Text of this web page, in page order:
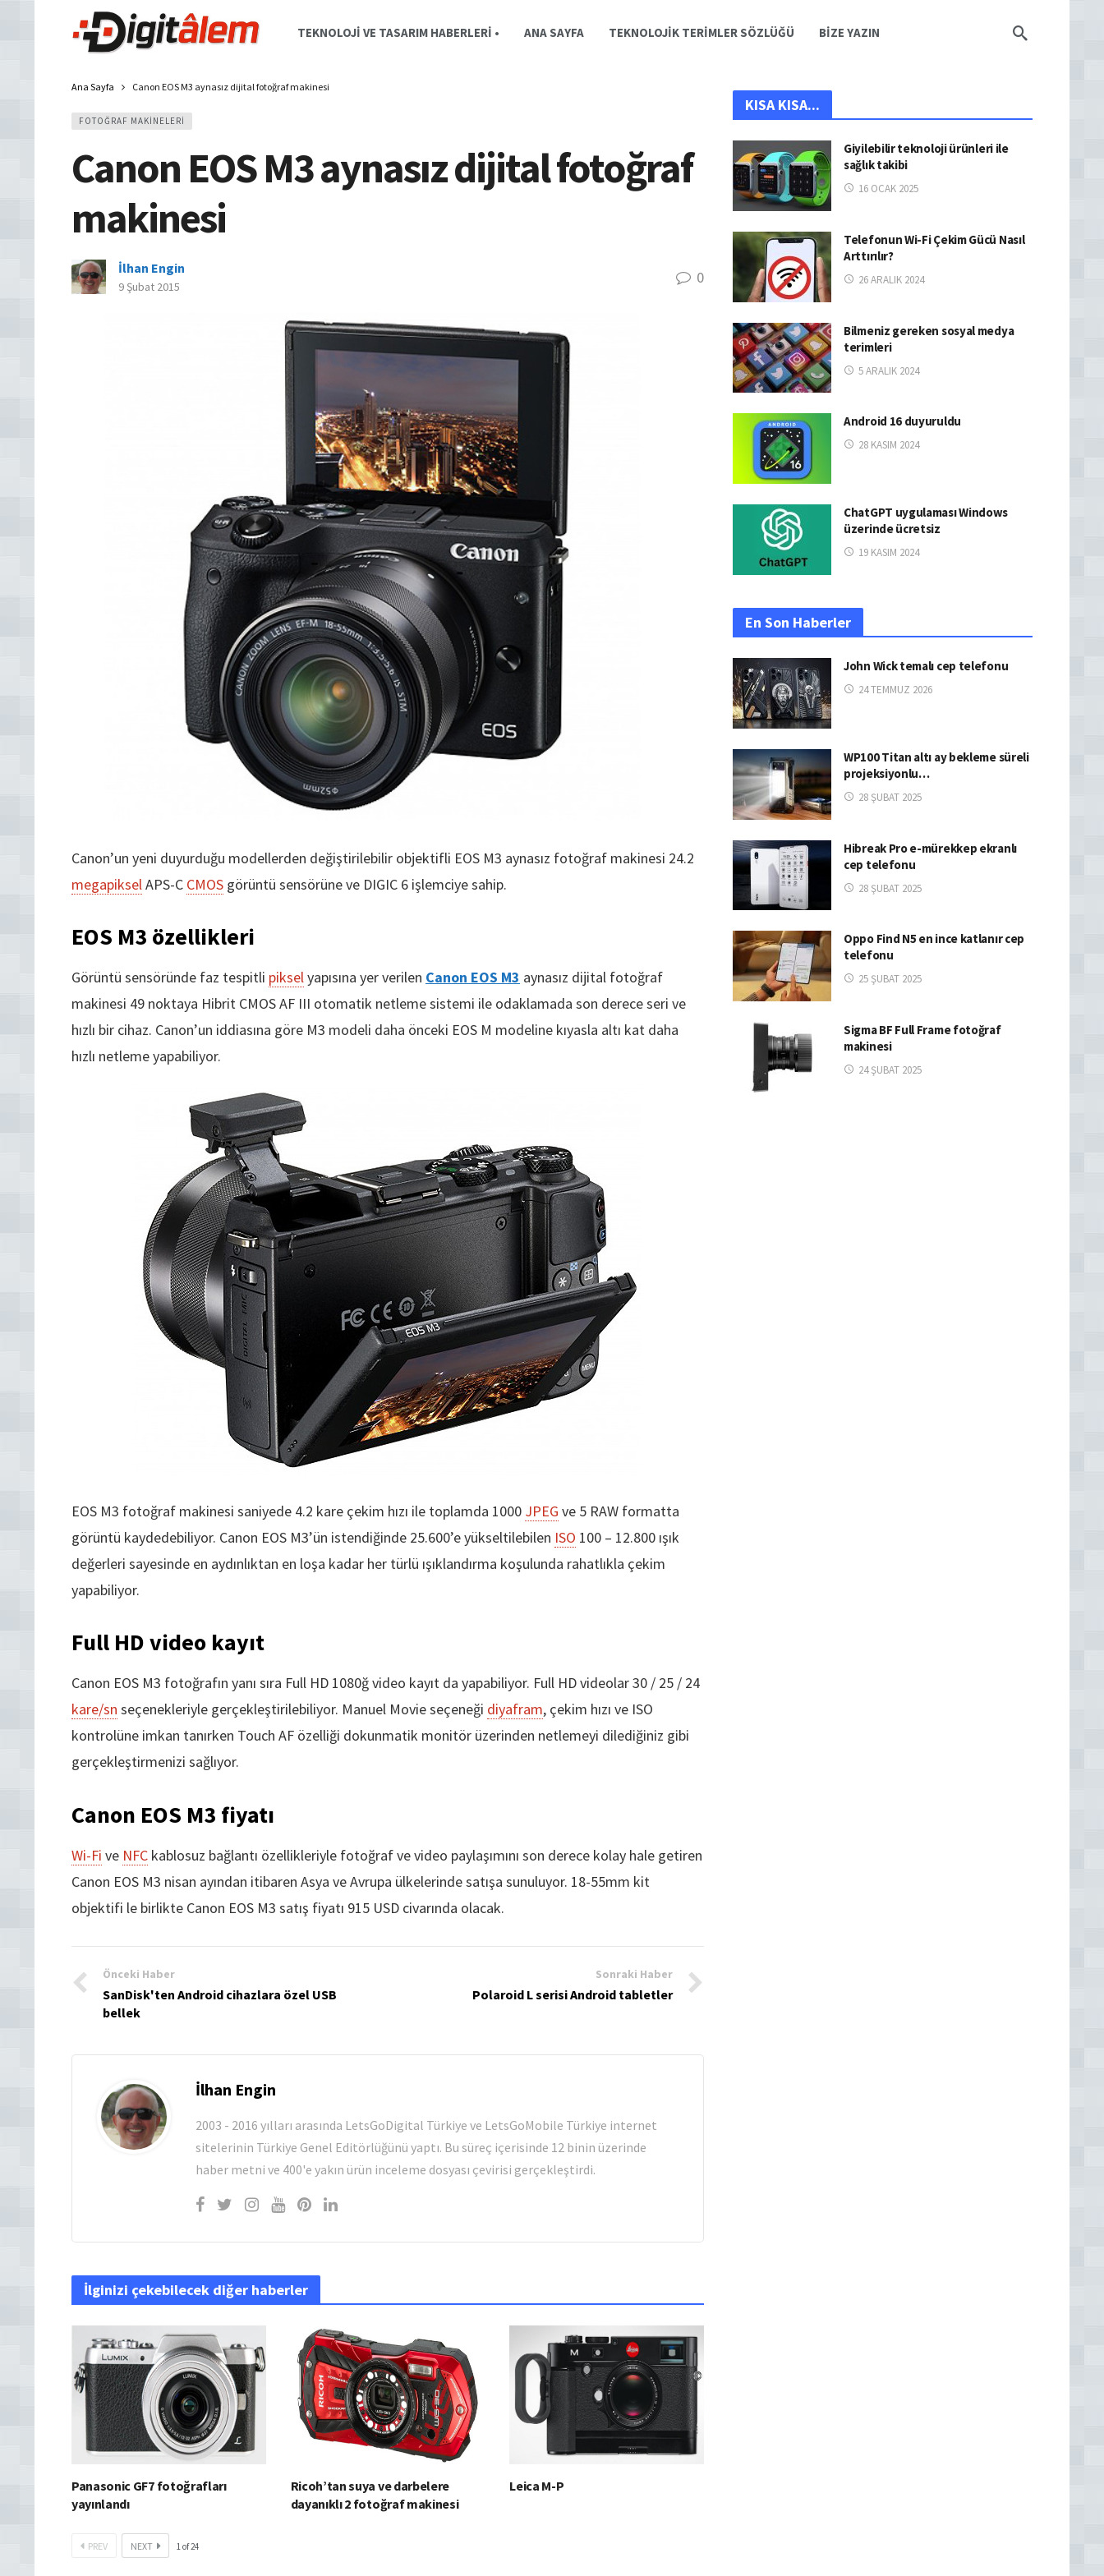
TEKNOLOJI VE TASARIM HABERLERI • ANA SAYFA TEKNOLOJIK TERIMLER SÖZLÜĞÜ BIZE YAZIN
Ana Sayfa Canon EOS M3 aynasız dijital fotoğraf makinesi
FOTOĞRAF MAKINELERI
Canon EOS M3 aynasız dijital fotoğraf
makinesi
İlhan Engin
9 Şubat 2015 0
Canon’un yeni duyurduğu modellerden değiştirilebilir objektifli EOS M3 aynasız fotoğraf makinesi 24.2
megapikselAPS-C CMOS görüntü sensörüne ve DIGIC 6 işlemciye sahip.
EOS M3 özellikleri
Görüntü sensöründe faz tespitli pikselyapısına yer verilen Canon EOS M3 aynasız dijital fotoğraf
makinesi 49 noktaya Hibrit CMOS AF III otomatik netleme sistemi ile odaklamada son derece seri ve
hızlı bir cihaz. Canon’un iddiasına göre M3 modeli daha önceki EOS M modeline kıyasla altı kat daha
hızlı netleme yapabiliyor.
EOS M3 fotoğraf makinesi saniyede 4.2 kare çekim hızı ile toplamda 1000 JPEG ve 5 RAW formatta
görüntü kaydedebiliyor. Canon EOS M3’ün istendiğinde 25.600’e yükseltilebilen ISO 100 – 12.800 ışık
değerleri sayesinde en aydınlıktan en loşa kadar her türlü ışıklandırma koşulunda rahatlıkla çekim
yapabiliyor.
Full HD video kayıt
Canon EOS M3 fotoğrafın yanı sıra Full HD 1080ğ video kayıt da yapabiliyor. Full HD videolar 30 / 25 / 24
kare/sn seçenekleriyle gerçekleştirilebiliyor. Manuel Movie seçeneği diyafram, çekim hızı ve ISO
kontrolüne imkan tanırken Touch AF özelliği dokunmatik monitör üzerinden netlemeyi dilediğiniz gibi
gerçekleştirmenizi sağlıyor.
Canon EOS M3 fiyatı
Wi-Fi ve NFC kablosuz bağlantı özellikleriyle fotoğraf ve video paylaşımını son derece kolay hale getiren
Canon EOS M3 nisan ayından itibaren Asya ve Avrupa ülkelerinde satışa sunuluyor. 18-55mm kit
objektifi le birlikte Canon EOS M3 satış fiyatı 915 USD civarında olacak.
Önceki Haber
SanDisk'ten Android cihazlara özel USB
bellek
Sonraki Haber
Polaroid L serisi Android tabletler
İlhan Engin
2003 - 2016 yılları arasında LetsGoDigital Türkiye ve LetsGoMobile Türkiye internet
sitelerinin Türkiye Genel Editörlüğünü yaptı. Bu süreç içerisinde 12 binin üzerinde
haber metni ve 400'e yakın ürün inceleme dosyası çevirisi gerçekleştirdi.
İlginizi çekebilecek diğer haberler
Panasonic GF7 fotoğrafları
yayınlandı
Ricoh’tan suya ve darbelere
dayanıklı 2 fotoğraf makinesi
Leica M-P
PREV NEXT 1 of24
KISA KISA...
Giyilebilir teknoloji ürünleri ile
sağlık takibi
16 OCAK 2025
Telefonun Wi-Fi Çekim Gücü Nasıl
Arttırılır?
26 ARALIK 2024
Bilmeniz gereken sosyal medya
terimleri
5 ARALIK 2024
Android 16 duyuruldu
28 KASIM 2024
ChatGPT uygulaması Windows
üzerinde ücretsiz
19 KASIM 2024
En Son Haberler
John Wick temalı cep telefonu
24 TEMMUZ 2026
WP100 Titan altı ay bekleme süreli
projeksiyonlu…
28 ŞUBAT 2025
Hibreak Pro e-mürekkep ekranlı
cep telefonu
28 ŞUBAT 2025
Oppo Find N5 en ince katlanır cep
telefonu
25 ŞUBAT 2025
Sigma BF Full Frame fotoğraf
makinesi
24 ŞUBAT 2025